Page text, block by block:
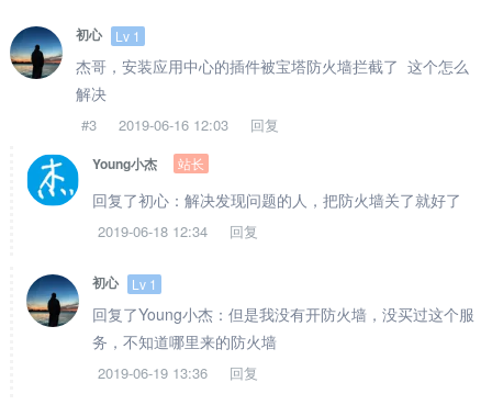
初心 Lv 1
杰哥，安装应用中心的插件被宝塔防火墙拦截了 这个怎么
解决
#3 2019-06-16 12:03 回复
Young小杰 站长
回复了初心：解决发现问题的人，把防火墙关了就好了
2019-06-18 12:34 回复
初心 Lv 1
回复了Young小杰：但是我没有开防火墙，没买过这个服
务，不知道哪里来的防火墙
2019-06-19 13:36 回复